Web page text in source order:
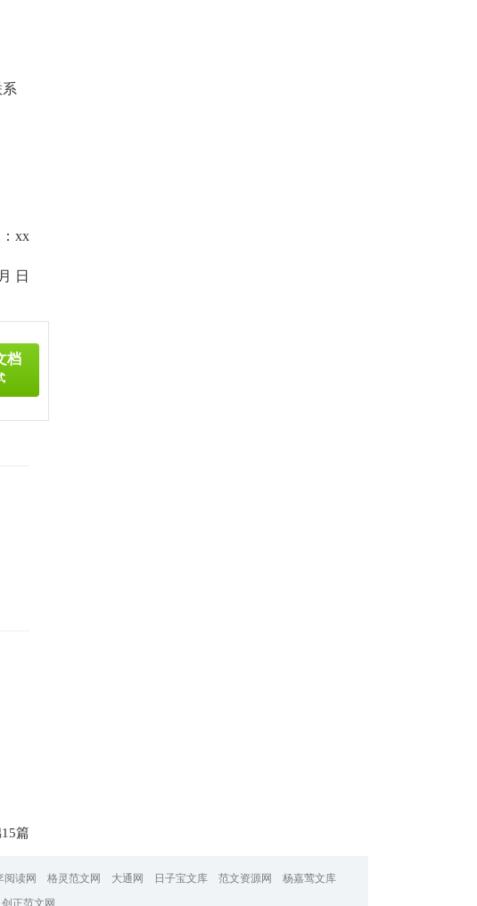
xx
日
档
篇
阅读网 格灵范文网 大通网 日子宝文库 范文资源网
杨嘉莺文库
创正范文网